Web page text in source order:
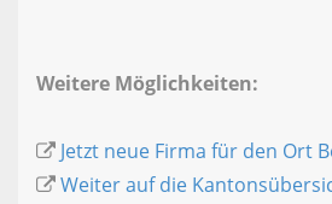
Weitere Möglichkeiten:
Jetzt neue Firma für den Ort
Weiter auf die